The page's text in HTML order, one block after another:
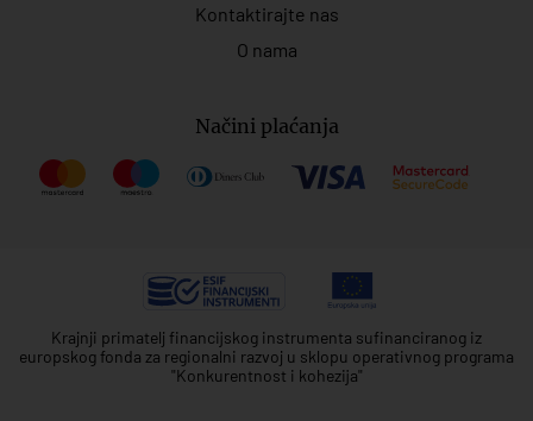
Kontaktirajte nas
O nama
Načini plaćanja
Krajnji primatelj financijskog instrumenta sufinanciranog iz
europskog fonda za regionalni razvoj u sklopu operativnog programa
"Konkurentnost i kohezija"